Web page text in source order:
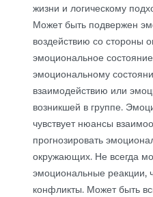
жизни и логическому
Может быть подвержен
воздействию со стороны
эмоциональное
эмоциональному
взаимодействию или
возникшей в группе.
чувствует нюансы
прогнозировать
окружающих. Не всегда
эмоциональные реакции,
конфликты. Может быть